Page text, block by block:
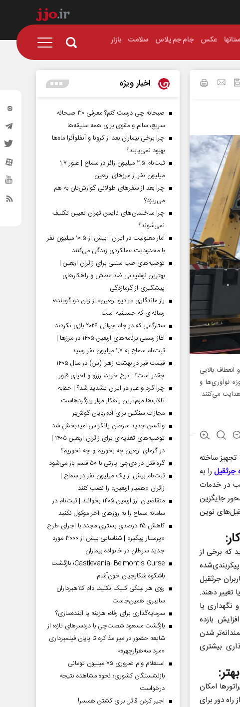
عکس جام جم پلاس سلامت بازار
بالایی
نوآوری‌ها و
می‌کنند.
تجهیز ساخته
جرثقیلرا به
در خدمات
جایگزین
جرثقیل‌های نوین
که برخی از
جرثقیل
تغییر دهند.
نگهداری یا
بازده
شدن
بیشتری
امکان
دور برای
اخبار ویژه
صبحانه چی درست کنم؟ معرفی ۳۰ صبحانه
سریع، سالم و مقوی برای همه سلیقه‌ها
چرا برخی بیماران بعد از کرونا و آنفلوآنزا ماه‌ها
بهبود نمی‌یابند؟
ثبت‌نام ۲.۵ میلیون زائر در سماح | عبور ۱.۷
میلیون نفر از مرز‌های اربعین
چرا بعد از سفرهای طولانی گوارش‌تان به هم
می‌ریزد؟
چرا ساختمان‌های ناایمن تهران تعیین تکلیف
نمی‌شوند؟
آمار معلولیت در ایران | بیش از ۱۰.۵ میلیون نفر
با محدودیت عملکردی زندگی می‌کنند
توصیه‌های طب سنتی برای زائران اربعین |
بهترین نوشیدنی ضد عطش و راهکارهای
پیشگیری از گرمازدگی
راز ماندگاری «رادیو اربعین» از زبان دو گوینده؛
رسانه‌ای که حسینیه است
ستارگانی که در جام جهانی ۲۰۲۶ بازی نکردند
آغاز رسمی برنامه‌های اربعین ۱۴۰۵ در مرز‌ها |
ثبت‌نام سماح به ۱.۷ میلیون نفر رسید
قیمت قبر در بهشت زهرا (س) در سال ۱۴۰۵
چقدر است؟ | نرخ خرید، رزرو و احیای قبور
چرا گرد و غبار در ایران تشدید شد؟ | حقابه
تالاب‌ها مهم‌ترین راهکار مهار ریزگردهاست
مجازات سنگین برای آدم‌ربایان گوش‌بر
واکسن جدید سرطان پانکراس امیدبخش شد
توصیه‌های تغذیه‌ای برای زائران اربعین ۱۴۰۵ |
در گرمای اربعین چه بخوریم و چه نخوریم؟
گره قتل در دی‌جی پارتی با ۵۰ قسم باز می‌شود
ثبت‌نام بیش از یک میلیون نفر در سماح |
زائران «همیار اربعین» را نصب کنند
متقاضیان ارز اربعین ۱۴۰۵ بخوانند | ثبت‌نام در
سامانه سماح را به روز‌های آخر موکول نکنید
کاهش ۲۵ درصدی بستری مجدد با اجرای طرح
«پرستار پیگیر» | شناسایی بیش از ۳۰۰۰ مورد
جدید سرطان در خانواده بیماران
Castlevania: Belmont’s Curse؛ بازگشت
باشکوه شکارچیان خون‌آشام
روی هر لینکی کلیک نکنید، دام کلاهبرداران
سایبری همین‌جاست
سرمایه‌گذاری برای رفاه؛ هزینه یا آینده‌سازی؟
بازگشت مسعود شصت‌چی با دردسر‌های تازه؛ از
شایعه حضور در میز مذاکره تا پایان فیلمبرداری
«مرد سه‌هزارچهره»
استعلام وام ضروری ۷۵ میلیون تومانی
بازنشستگان کشوری؛ نحوه مشاهده نتیجه
درخواست
اجیر کردن قاتل برای کشتن همسر!